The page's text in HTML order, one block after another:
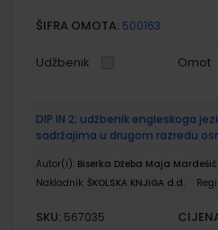
ŠIFRA OMOTA: 500163
Udžbenik Omot
DIP IN 2; udžbenik engleskoga
sadržajima u drugom razredu
Autor(i): Biserka Džeba Maja Mardešić
Nakladnik: ŠKOLSKA KNJIGA d.d.
SKU: 567035